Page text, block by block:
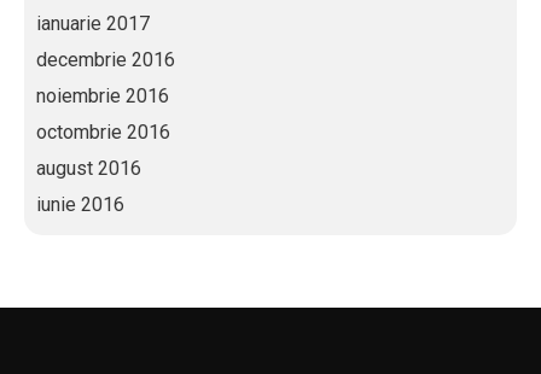
ianuarie 2017
decembrie 2016
noiembrie 2016
octombrie 2016
august 2016
iunie 2016